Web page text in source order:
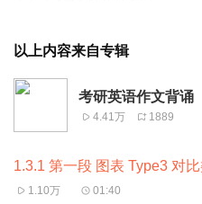
2. 或关注微信公众号：英文
我的干货课程；
3. 或者复制下面链接到浏览
器：.qlchat.com/live/
271.htm?sourceNo=1
以上内容来自专辑
考研英语作文背诵
4.41万 1889
1.3.1 第一段 图表 Type3 对
1.10万 01:40